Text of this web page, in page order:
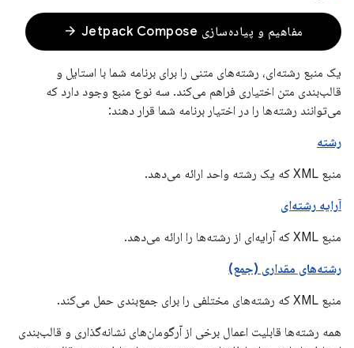
مفاهیم و پیاده‌سازی Jetpack Compose arrow_forward
یک منبع رشته‌ای، رشته‌های متنی را برای برنامه شما با استایل و
قالب‌بندی متن اختیاری فراهم می‌کند. سه نوع منبع وجود دارد که
می‌توانند رشته‌ها را در اختیار برنامه شما قرار دهند:
رشته
منبع XML که یک رشته واحد ارائه می‌دهد.
آرایه رشته‌ای
منبع XML که آرایه‌ای از رشته‌ها را ارائه می‌دهد.
رشته‌های مقداری (جمع)
منبع XML که رشته‌های مختلفی را برای جمع‌بندی حمل می‌کند.
همه رشته‌ها قابلیت اعمال برخی از آرگومان‌های نشانه‌گذاری و قالب‌بندی